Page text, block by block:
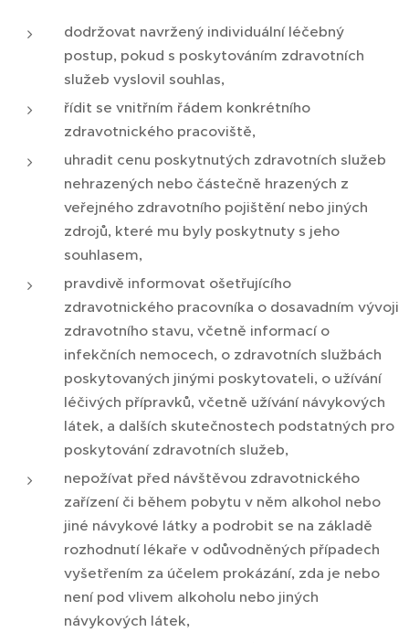
dodržovat navržený individuální léčebný
postup, pokud s poskytováním zdravotních
služeb vyslovil souhlas,
řídit se vnitřním řádem konkrétního
zdravotnického pracoviště,
uhradit cenu poskytnutých zdravotních služeb
nehrazených nebo částečně hrazených z
veřejného zdravotního pojištění nebo jiných
zdrojů, které mu byly poskytnuty s jeho
souhlasem,
pravdivě informovat ošetřujícího
zdravotnického pracovníka o dosavadním vývoji
zdravotního stavu, včetně informací o
infekčních nemocech, o zdravotních službách
poskytovaných jinými poskytovateli, o užívání
léčivých přípravků, včetně užívání návykových
látek, a dalších skutečnostech podstatných pro
poskytování zdravotních služeb,
nepožívat před návštěvou zdravotnického
zařízení či během pobytu v něm alkohol nebo
jiné návykové látky a podrobit se na základě
rozhodnutí lékaře v odůvodněných případech
vyšetřením za účelem prokázání, zda je nebo
není pod vlivem alkoholu nebo jiných
návykových látek,